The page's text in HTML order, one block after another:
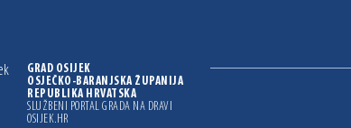
GRAD OSIJEK
OSJEČKO-BARANJSKA ŽUPANIJA
REPUBLIKA HRVATSKA
SLUŽBENI PORTAL GRADA NA DRAVI
OSIJEK.HR